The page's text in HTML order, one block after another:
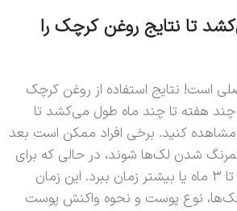
تا نتایج روغن کرچک را
است! نتایج استفاده از روغن کرچک
چند هفته تا چند ماه طول می‌کشد تا
مشاهده کنید. برخی افراد ممکن است بعد
کمرنگ شدن لک‌ها شوند، در حالی که برای
برخی دیگر ممکن است تا 3 ماه یا بیشتر زمان ببرد. این زمان
نوع پوست و نحوه واکنش پوست